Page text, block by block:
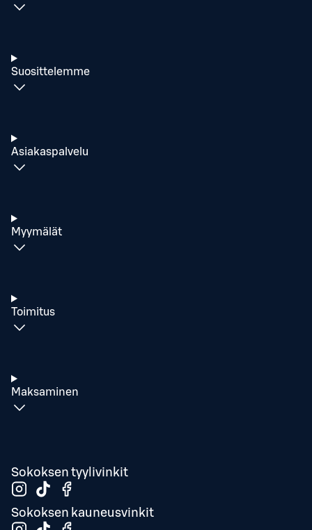
Suosittelemme
Asiakaspalvelu
Myymälät
Toimitus
Maksaminen
Sokoksen tyylivinkit
Sokoksen kauneusvinkit